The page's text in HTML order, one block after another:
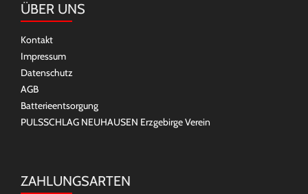
ÜBER UNS
Kontakt
Impressum
Datenschutz
AGB
Batterieentsorgung
PULSSCHLAG NEUHAUSEN Erzgebirge Verein
ZAHLUNGSARTEN